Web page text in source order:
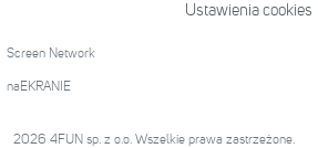
Ustawienia cookies
Screen Network
naEKRANIE
2026 4FUN sp. z o.o. Wszelkie prawa zastrzeżone.